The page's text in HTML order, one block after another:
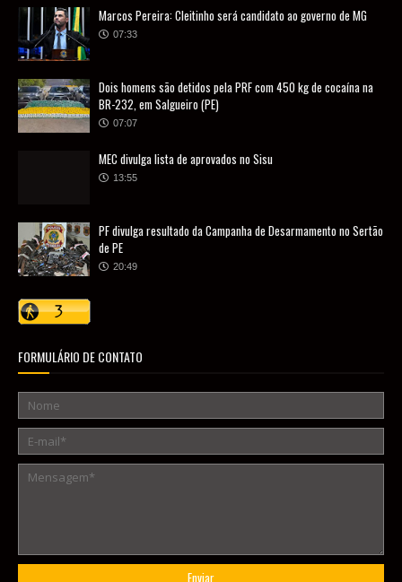
Marcos Pereira: Cleitinho será candidato ao governo de MG
07:33
Dois homens são detidos pela PRF com 450 kg de cocaína na
BR-232, em Salgueiro (PE)
07:07
MEC divulga lista de aprovados no Sisu
13:55
PF divulga resultado da Campanha de Desarmamento no Sertão
de PE
20:49
FORMULÁRIO DE CONTATO